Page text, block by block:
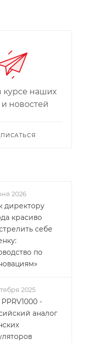
курсе наших
новостей
2026
директору
красиво
себе
по
2025
PPRV1000 -
аналог